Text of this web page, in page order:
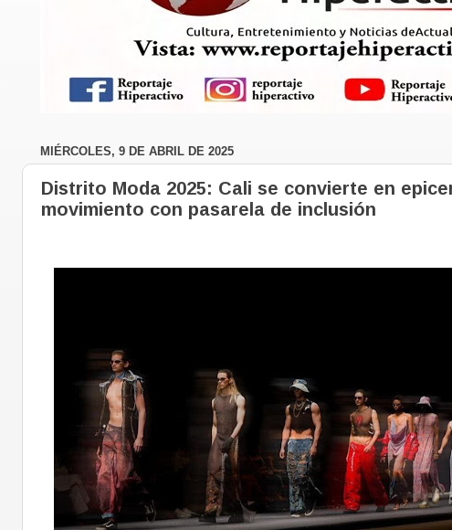
MIÉRCOLES, 9 DE ABRIL DE 2025
Distrito Moda 2025: Cali se convierte en
movimiento con pasarela de inclusión